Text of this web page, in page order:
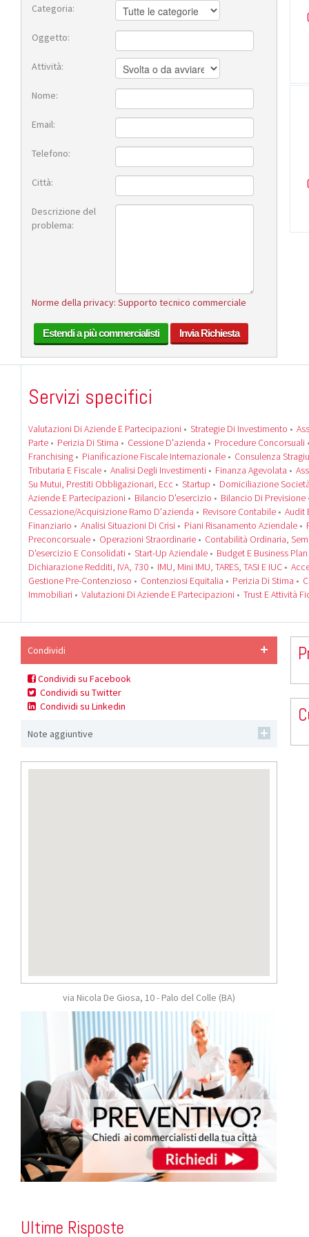
Categoria:
Oggetto:
Attività:
Nome:
Email:
Telefono:
Città:
Descrizione del
problema:
Norme della privacy: Supporto tecnico commerciale
Estendi a più commercialisti Invia Richiesta
Servizi specifici
Valutazioni Di Aziende E Partecipazioni • Strategie Di Investimento •
Parte • Perizia Di Stima • Cessione D'azienda • Procedure Concorsuali
Franchising • Pianificazione Fiscale Internazionale • Consulenza
Tributaria E Fiscale • Analisi Degli Investimenti • Finanza Agevolata •
Su Mutui, Prestiti Obbligazionari, Ecc • Startup • Domiciliazione
Aziende E Partecipazioni • Bilancio D'esercizio • Bilancio Di Previsione
Cessazione/acquisizione Ramo D'azienda • Revisore Contabile • Audit
Finanziario • Analisi Situazioni Di Crisi • Piani Risanamento Aziendale •
Preconcorsuale • Operazioni Straordinarie • Contabilità Ordinaria,
D'esercizio E Consolidati • Start-Up Aziendale • Budget E Business Plan
Dichiarazione Redditi, IVA, 730 • IMU, Mini IMU, TARES, TASI E IUC •
Gestione Pre-Contenzioso • Contenziosi Equitalia • Perizia Di Stima •
Immobiliari • Valutazioni Di Aziende E Partecipazioni • Trust E Attività
Condividi
Condividi su Facebook
Condividi su Twitter
Condividi su Linkedin
Note aggiuntive
via Nicola De Giosa, 10 - Palo del Colle (BA)
Ultime Risposte